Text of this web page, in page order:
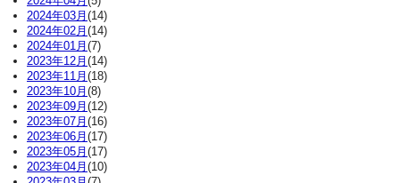
2024年03月 (14)
2024年02月 (14)
2024年01月 (7)
2023年12月 (14)
2023年11月 (18)
2023年10月 (8)
2023年09月 (12)
2023年07月 (16)
2023年06月 (17)
2023年05月 (17)
2023年04月 (10)